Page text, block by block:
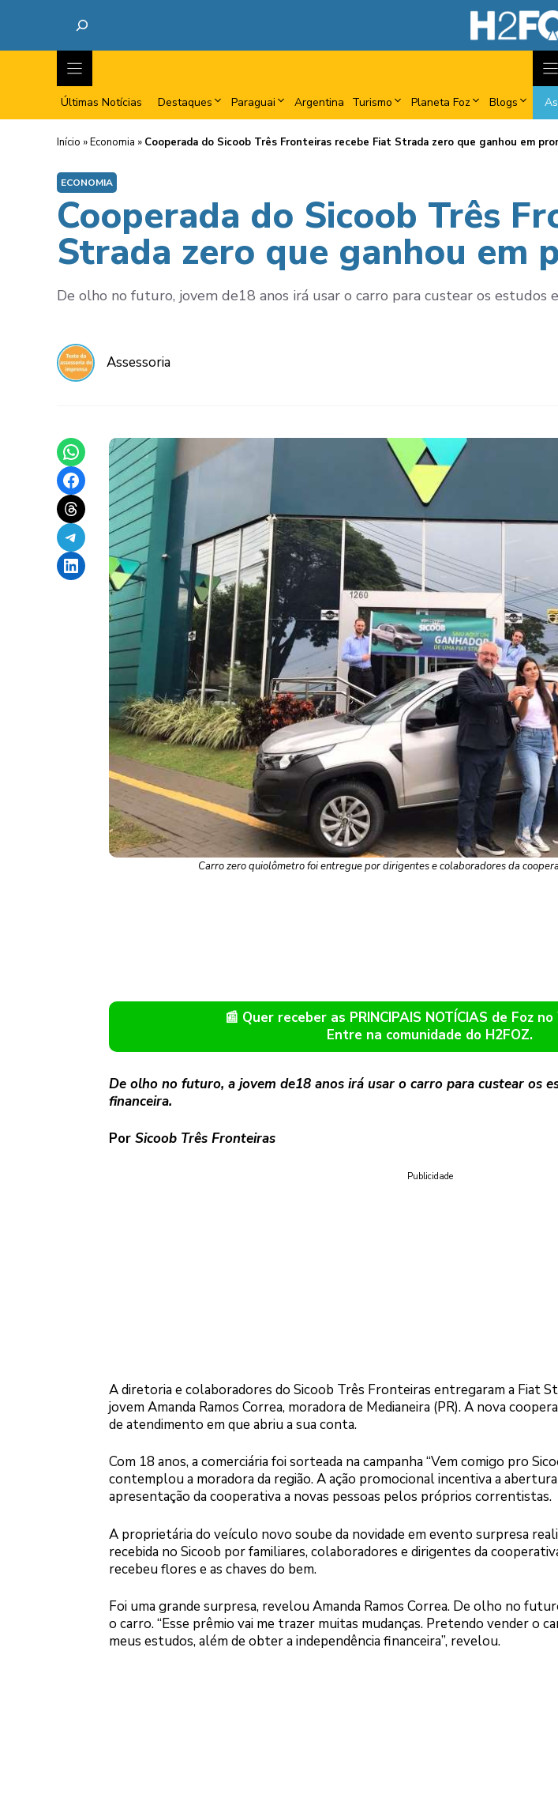
Últimas Notícias Destaques Paraguai Argentina Turismo Planeta Foz Blogs
Início »Economia » Cooperada do Sicoob Três Fronteiras recebe Fiat Strada zero que ganhou em
ECONOMIA
Cooperada do Sicoob Três
Strada zero que ganhou em
De olho no futuro, jovem de18 anos irá usar o carro para custear os estudos
Assessoria
Share on WhatsApp
Share on Facebook
Share on Threads
Share on Telegram
Share on LinkedIn
Carro zero quiolômetro foi entregue por dirigentes e colaboradores da
📰 Quer receber as PRINCIPAIS NOTÍCIAS de Foz
Entre na comunidade do H2FOZ.
De olho no futuro, a jovem de18 anos irá usar o carro para custear os
financeira.
Por Sicoob Três Fronteiras
Publicidade
A diretoria e colaboradores do Sicoob Três Fronteiras entregaram a Fiat
jovem Amanda Ramos Correa, moradora de Medianeira (PR). A nova
de atendimento em que abriu a sua conta.
Com 18 anos, a comerciária foi sorteada na campanha “Vem comigo pro
contemplou a moradora da região. A ação promocional incentiva a
apresentação da cooperativa a novas pessoas pelos próprios correntistas.
A proprietária do veículo novo soube da novidade em evento surpresa
recebida no Sicoob por familiares, colaboradores e dirigentes da
recebeu flores e as chaves do bem.
Foi uma grande surpresa, revelou Amanda Ramos Correa. De olho no
o carro. “Esse prêmio vai me trazer muitas mudanças. Pretendo vender o
meus estudos, além de obter a independência financeira”, revelou.